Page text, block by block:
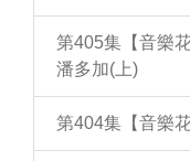
第405集【音樂
潘多加(上)
第404集【音樂